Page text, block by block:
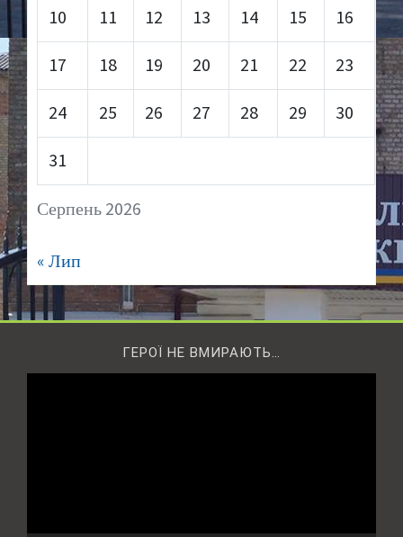
Серпень 2026
10 11 12 13 14 15 16
17 18 19 20 21 22 23
24 25 26 27 28 29 30
31
« Лип
ГЕРОЇ НЕ ВМИРАЮТЬ…